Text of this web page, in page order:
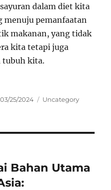
dalam diet kita
menuju pemanfaatan
makanan, yang tidak
kita tetapi juga
tubuh kita.
Posted
03/25/2024 Categories
Uncategory
Bahan Utama